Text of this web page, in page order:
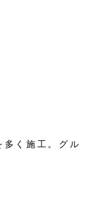
多く施工。グル